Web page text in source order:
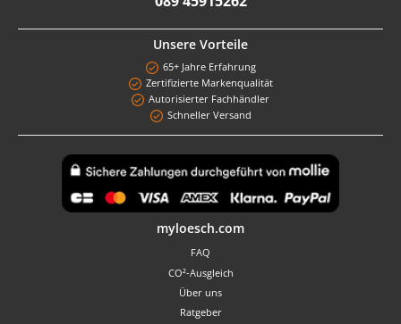
Unsere Vorteile
65+ Jahre Erfahrung
Zertifizierte Markenqualität
Autorisierter Fachhändler
Schneller Versand
myloesch.com
FAQ
CO²-Ausgleich
Über uns
Ratgeber